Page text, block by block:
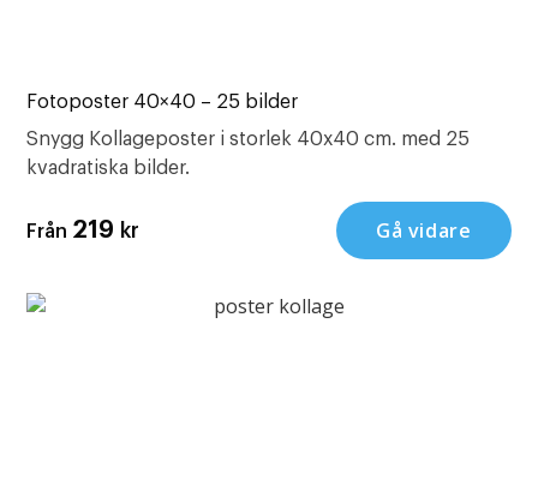
Fotoposter 40×40 – 25 bilder
Snygg Kollageposter i storlek 40x40 cm. med 25
kvadratiska bilder.
Från 219 kr Gå vidare